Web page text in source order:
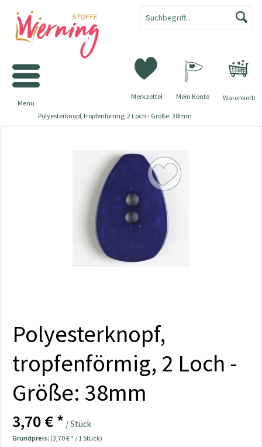
Warenkorb
Merkzettel Mein Konto
Menü
Polyesterknopf, tropfenförmig, 2 Loch - Größe: 38mm
Polyesterknopf,
tropfenförmig, 2 Loch -
Größe: 38mm
3,70 € * / Stück
Grundpreis: (3,70 € * / 1 Stück)